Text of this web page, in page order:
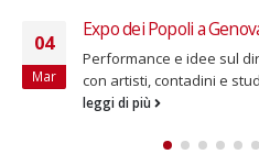
15
Dic
Marzo/ottobre 2015 –
Discovery al Teatro
Apre la biglietteria per il
calendario Expoincittà